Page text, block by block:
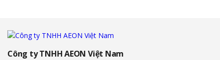
Công ty TNHH AEON Việt Nam